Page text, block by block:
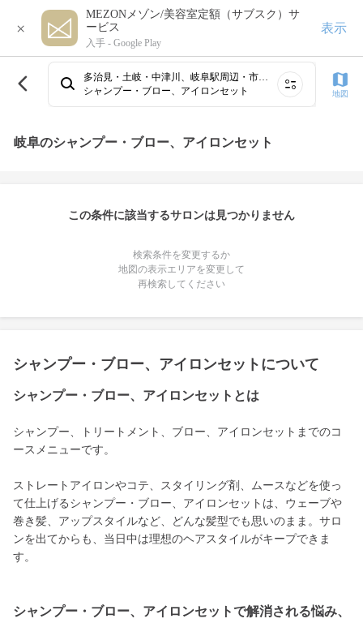
×
MEZONメゾン/美容室定額（サブスク）サ
ービス
入手 - Google Play
表示
多治見・土岐・中津川、岐阜駅周辺・市橋・鏡島・競輪場
シャンプー・ブロー、アイロンセット
地図
岐阜のシャンプー・ブロー、アイロンセット
この条件に該当するサロンは見つかりません
検索条件を変更するか
地図の表示エリアを変更して
再検索してください
シャンプー・ブロー、アイロンセットについて
シャンプー・ブロー、アイロンセットとは
シャンプー、トリートメント、ブロー、アイロンセットまでのコ
ースメニューです。
ストレートアイロンやコテ、スタイリング剤、ムースなどを使っ
て仕上げるシャンプー・ブロー、アイロンセットは、ウェーブや
巻き髪、アップスタイルなど、どんな髪型でも思いのまま。サロ
ンを出てからも、当日中は理想のヘアスタイルがキープできま
す。
シャンプー・ブロー、アイロンセットで解消される悩み、